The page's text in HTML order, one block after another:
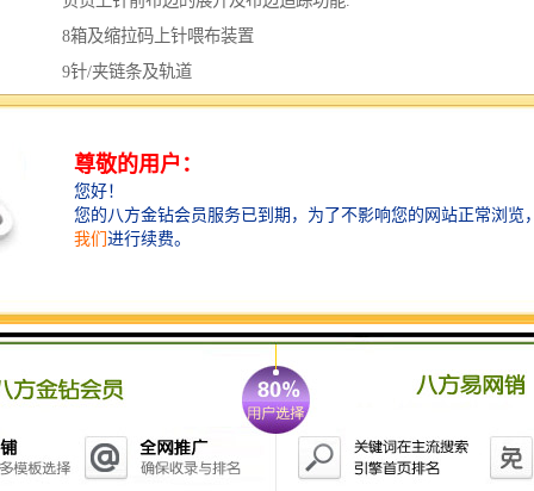
8箱及缩拉码上针喂布装置
9针/夹链条及轨道
10热风循环风箱
可调整布幅
12排风系统
13出布装置摆布/卷布